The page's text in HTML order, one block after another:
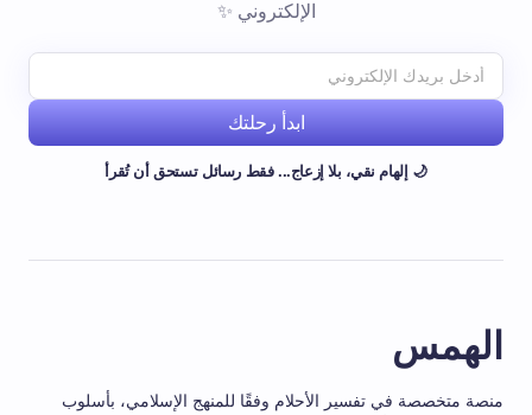
الإلكتروني ✨
ابدأ رحلتك
🌙 إلهام نقي، بلا إزعاج... فقط رسائل تستحق أن تُقرأ
الهمس
منصة متخصصة في تفسير الأحلام وفقًا للمنهج الإسلامي، بأسلوب